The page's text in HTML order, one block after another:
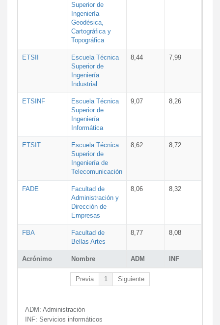
Acrónimo Nombre ADM INF
Superior de
Ingeniería
Geodésica,
Cartográfica y
Topográfica
ETSII
Escuela Técnica
Superior de
Ingeniería
Industrial
8,44 7,99
ETSINF
Escuela Técnica
Superior de
Ingeniería
Informática
9,07 8,26
ETSIT
Escuela Técnica
Superior de
Ingeniería de
Telecomunicación
8,62 8,72
FADE
Facultad de
Administración y
Dirección de
Empresas
8,06 8,32
FBA
Facultad de
Bellas Artes
8,77 8,08
Previa 1 Siguiente
ADM: Administración
INF: Servicios informáticos